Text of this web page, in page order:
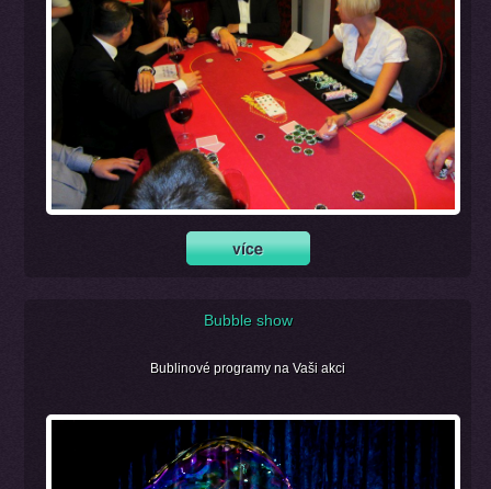
Bubble show
Bublinové programy na Vaši akci